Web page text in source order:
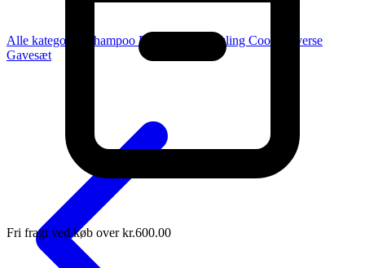
Fri fragt ved køb over kr.600.00
Alle kategorier Shampoo Balsam Styling Coola
Diverse
Gavesæt